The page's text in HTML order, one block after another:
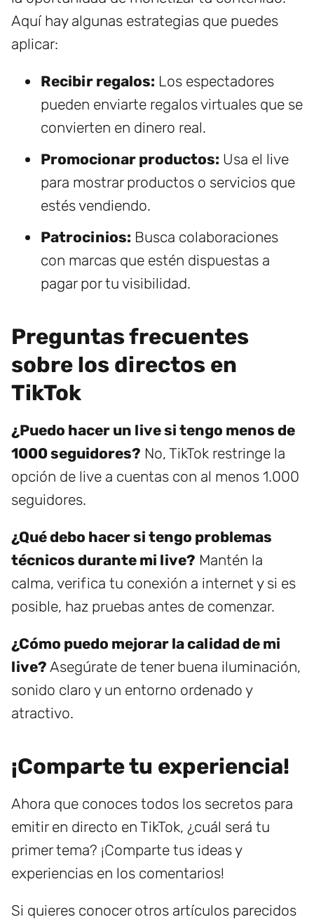
Aquí hay algunas estrategias que puedes
aplicar:
Recibir regalos: Los espectadores
pueden enviarte regalos virtuales que se
convierten en dinero real.
Promocionar productos: Usa el live
para mostrar productos o servicios que
estés vendiendo.
Patrocinios: Busca colaboraciones
con marcas que estén dispuestas a
pagar por tu visibilidad.
Preguntas frecuentes
sobre los directos en
TikTok
¿Puedo hacer un live si tengo menos de
1000 seguidores? No, TikTok restringe la
opción de live a cuentas con al menos 1.000
seguidores.
¿Qué debo hacer si tengo problemas
técnicos durante mi live? Mantén la
calma, verifica tu conexión a internet y si es
posible, haz pruebas antes de comenzar.
¿Cómo puedo mejorar la calidad de mi
live? Asegúrate de tener buena iluminación,
sonido claro y un entorno ordenado y
atractivo.
¡Comparte tu experiencia!
Ahora que conoces todos los secretos para
emitir en directo en TikTok, ¿cuál será tu
primer tema? ¡Comparte tus ideas y
experiencias en los comentarios!
Si quieres conocer otros artículos parecidos